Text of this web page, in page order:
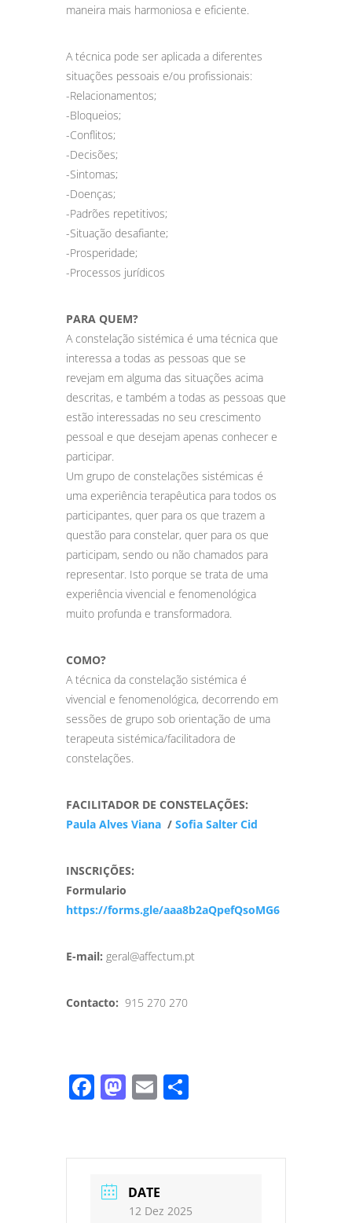
maneira mais harmoniosa e eficiente.
A técnica pode ser aplicada a diferentes
situações pessoais e/ou profissionais:
-Relacionamentos;
-Bloqueios;
-Conflitos;
-Decisões;
-Sintomas;
-Doenças;
-Padrões repetitivos;
-Situação desafiante;
-Prosperidade;
-Processos jurídicos
PARA QUEM?
A constelação sistémica é uma técnica que
interessa a todas as pessoas que se
revejam em alguma das situações acima
descritas, e também a todas as pessoas que
estão interessadas no seu crescimento
pessoal e que desejam apenas conhecer e
participar.
Um grupo de constelações sistémicas é
uma experiência terapêutica para todos os
participantes, quer para os que trazem a
questão para constelar, quer para os que
participam, sendo ou não chamados para
representar. Isto porque se trata de uma
experiência vivencial e fenomenológica
muito profunda e transformadora.
COMO?
A técnica da constelação sistémica é
vivencial e fenomenológica, decorrendo em
sessões de grupo sob orientação de uma
terapeuta sistémica/facilitadora de
constelações.
FACILITADOR DE CONSTELAÇÕES:
Paula Alves Viana / Sofia Salter Cid
INSCRIÇÕES:
Formulario
https://forms.gle/aaa8b2aQpefQsoMG6
E-mail: geral@affectum.pt
Contacto: 915 270 270
Facebook
Mastodon
Email
DATE
12 Dez 2025